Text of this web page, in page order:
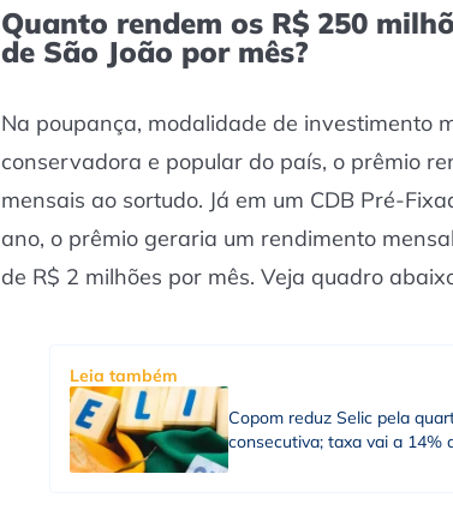
Quanto rendem os R$ 250
de São João por mês?
Na poupança, modalidade de investimento
conservadora e popular do país, o prêmio
mensais ao sortudo. Já em um CDB Pré-
ano, o prêmio geraria um rendimento
de R$ 2 milhões por mês. Veja quadro
Leia também
Copom reduz Selic pela
consecutiva; taxa vai a 14%